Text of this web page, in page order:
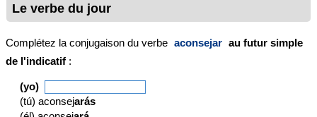
Le verbe du jour
Complétez la conjugaison du verbe aconsejar au futur simple
de l'indicatif :
(yo)
(tú) aconsejarás